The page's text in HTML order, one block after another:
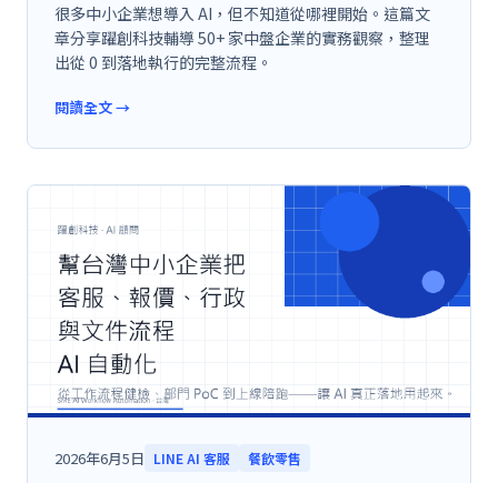
很多中小企業想導入 AI，但不知道從哪裡開始。這篇文
章分享躍創科技輔導 50+ 家中盤企業的實務觀察，整理
出從 0 到落地執行的完整流程。
閱讀全文→
2026年6月5日 LINE AI 客服 餐飲零售